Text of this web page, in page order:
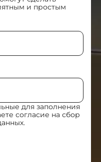
и простым
для заполнения
согласие на сбор